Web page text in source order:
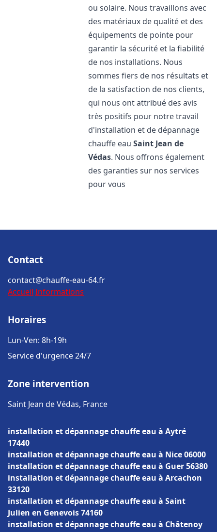
ou solaire. Nous travaillons avec
des matériaux de qualité et des
équipements de pointe pour
garantir la sécurité et la fiabilité
de nos installations. Nous
sommes fiers de nos résultats et
de la satisfaction de nos clients,
qui nous ont attribué des avis
très positifs pour notre travail
d'installation et de dépannage
chauffe eauSaint Jean de
Védas. Nous offrons également
des garanties sur nos services
pour vous
Contact
contact@chauffe-eau-64.fr
Accueil Informations
Horaires
Lun-Ven: 8h-19h
Service d'urgence 24/7
Zone intervention
Saint Jean de Védas, France
installation et dépannage chauffe eau à Aytré
17440
installation et dépannage chauffe eau à Nice 06000
installation et dépannage chauffe eau à Guer 56380
installation et dépannage chauffe eau à Arcachon
33120
installation et dépannage chauffe eau à Saint
Julien en Genevois 74160
installation et dépannage chauffe eau à Châtenoy